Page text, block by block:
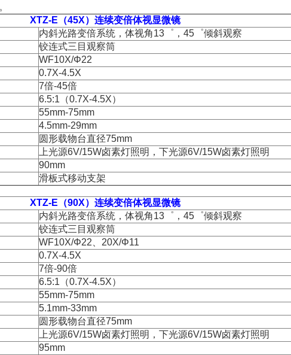
XTZ-E（45X）连续变倍体视显微镜
内斜光路变倍系统，体视角13゜，45゜倾斜观察
铰连式三目观察筒
WF10X/Φ22
0.7X-4.5X
7倍-45倍
6.5:1（0.7X-4.5X）
55mm-75mm
4.5mm-29mm
圆形载物台直径75mm
上光源6V/15W卤素灯照明，下光源6V/15W卤素灯照明
90mm
滑板式移动支架
XTZ-E（90X）连续变倍体视显微镜
内斜光路变倍系统，体视角13゜，45゜倾斜观察
铰连式三目观察筒
WF10X/Φ22、20X/Φ11
0.7X-4.5X
7倍-90倍
6.5:1（0.7X-4.5X）
55mm-75mm
5.1mm-33mm
圆形载物台直径75mm
上光源6V/15W卤素灯照明，下光源6V/15W卤素灯照明
95mm